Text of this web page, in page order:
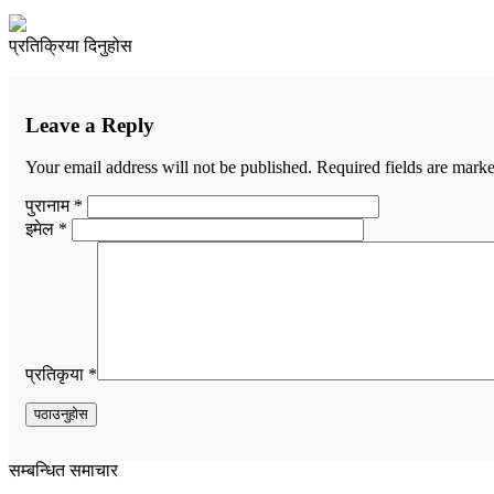
प्रतिक्रिया दिनुहोस
Leave a Reply
Your email address will not be published. Required fields are
पुरानाम *
इमेल *
प्रतिकृया *
सम्बन्धित समाचार